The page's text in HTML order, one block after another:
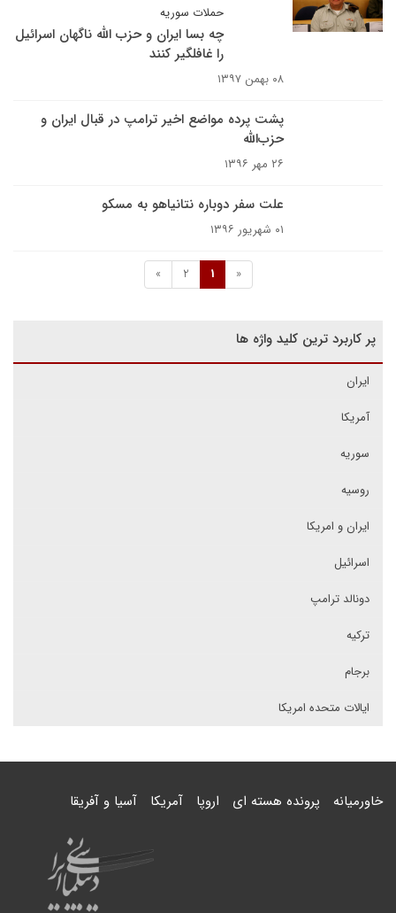
حملات سوریه
چه بسا ایران و حزب الله ناگهان اسرائیل
را غافلگیر کنند
۰۸ بهمن ۱۳۹۷
پشت پرده مواضع اخیر ترامپ در قبال ایران و
حزب‌الله
۲۶ مهر ۱۳۹۶
علت سفر دوباره نتانیاهو به مسکو
۰۱ شهریور ۱۳۹۶
«
1
2
»
پر کاربرد ترین کلید واژه ها
ایران
آمریکا
سوریه
روسیه
ایران و امریکا
اسرائیل
دونالد ترامپ
ترکیه
برجام
ایالات متحده امریکا
خاورمیانه پرونده هسته ای اروپا آمریکا آسیا و آفریقا